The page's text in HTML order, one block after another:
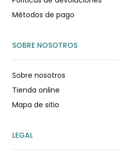
Métodos de pago
SOBRE NOSOTROS
Sobre nosotros
Tienda online
Mapa de sitio
LEGAL